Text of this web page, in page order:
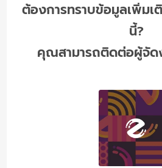
ต้องการทราบข้อมูลเพิ่มเ
นี้?
คุณสามารถติดต่อผู้จัด